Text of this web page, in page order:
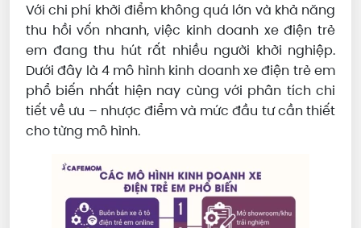
Với chi phí khởi điểm không quá lớn và khả năng
thu hồi vốn nhanh, việc kinh doanh xe điện trẻ
em đang thu hút rất nhiều người khởi nghiệp.
Dưới đây là 4 mô hình kinh doanh xe điện trẻ em
phổ biến nhất hiện nay cùng với phân tích chi
tiết về ưu – nhược điểm và mức đầu tư cần thiết
cho từng mô hình.